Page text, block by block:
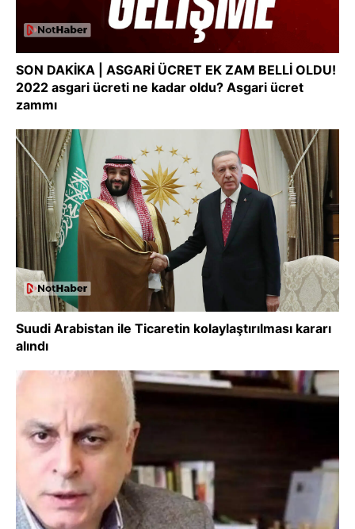
SON DAKİKA | ASGARİ ÜCRET EK ZAM BELLİ OLDU!
2022 asgari ücreti ne kadar oldu? Asgari ücret
zammı
Suudi Arabistan ile Ticaretin kolaylaştırılması kararı
alındı